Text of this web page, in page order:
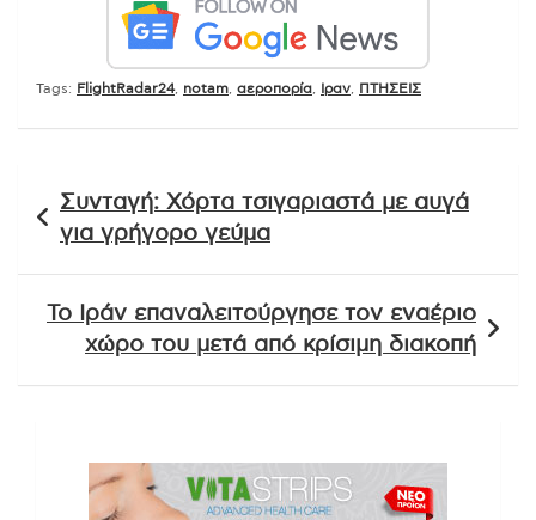
Tags: FlightRadar24, notam αεροπορία Ιραν ΠΤΗΣΕΙΣ
άρθρων
Συνταγή: Χόρτα τσιγαριαστά με αυγά
για γρήγορο γεύμα
Το Ιράν επαναλειτούργησε τον εναέριο
χώρο του μετά από κρίσιμη διακοπή